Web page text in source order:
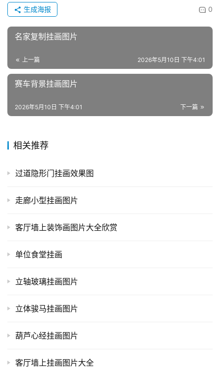
0
生成海报
名家复制挂画图片
上一篇 2026年5月10日 下午4:01
赛车背景挂画图片
下一篇
2026年5月10日 下午4:01
相关推荐
过道隐形门挂画效果图
走廊小型挂画图片
客厅墙上装饰画图片大全欣赏
单位食堂挂画
立轴玻璃挂画图片
立体骏马挂画图片
葫芦心经挂画图片
客厅墙上挂画图片大全